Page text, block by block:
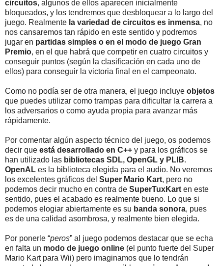
circuitos, algunos de ellos aparecen inicialmente
bloqueados, y los tendremos que desbloquear a lo largo del
juego. Realmente la variedad de circuitos es inmensa, no
nos cansaremos tan rápido en este sentido y podremos
jugar en partidas simples o en el modo de juego Gran
Premio, en el que habrá que competir en cuatro circuitos y
conseguir puntos (según la clasificación en cada uno de
ellos) para conseguir la victoria final en el campeonato.
Como no podía ser de otra manera, el juego incluye objetos
que puedes utilizar como trampas para dificultar la carrera a
los adversarios o como ayuda propia para avanzar más
rápidamente.
Por comentar algún aspecto técnico del juego, os podemos
decir que está desarrollado en C++ y para los gráficos se
han utilizado las bibliotecas SDL, OpenGL y PLIB.
OpenAL es la biblioteca elegida para el audio. No veremos
los excelentes gráficos del Super Mario Kart, pero no
podemos decir mucho en contra de SuperTuxKart en este
sentido, pues el acabado es realmente bueno. Lo que si
podemos elogiar abiertamente es su banda sonora, pues
es de una calidad asombrosa, y realmente bien elegida.
Por ponerle “peros” al juego podemos destacar que se echa
en falta un modo de juego online (el punto fuerte del Super
Mario Kart para Wii) pero imaginamos que lo tendrán